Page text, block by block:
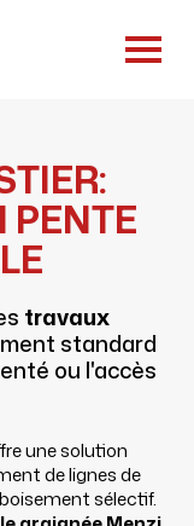
PENTE
travaux
standard
ou l'accès
une solution
de lignes de
sélectif.